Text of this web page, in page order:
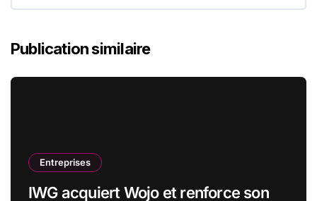
Publication similaire
Entreprises
IWG acquiert Wojo et renforce son